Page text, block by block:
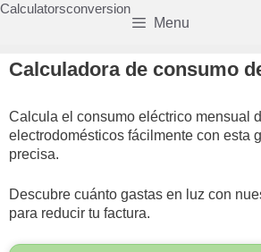
Saltar
Calculatorsconversion
Menu
Calculadora de consumo
Calcula el consumo eléctrico mensual
electrodomésticos fácilmente con esta
precisa.
Descubre cuánto gastas en luz con
para reducir tu factura.